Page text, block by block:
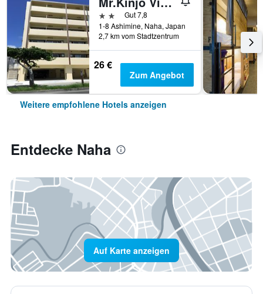
2 SterneGut 7,8
1-8 Ashimine, Naha, Japan
2,7 km vom Stadtzentrum
26 €
Zum Angebot
Weitere empfohlene Hotels anzeigen
Entdecke Naha
Auf Karte anzeigen